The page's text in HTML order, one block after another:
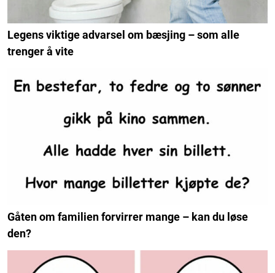
Legens viktige advarsel om bæsjing – som alle
trenger å vite
Gåten om familien forvirrer mange – kan du løse
den?